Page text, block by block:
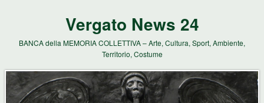
Vergato News 24
BANCA della MEMORIA COLLETTIVA – Arte, Cultura, Sport, Ambiente,
Territorio, Costume